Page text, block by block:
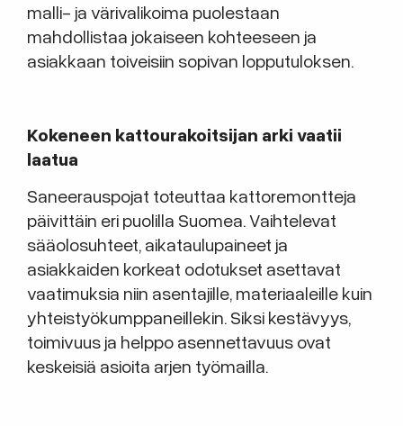
malli- ja värivalikoima puolestaan
mahdollistaa jokaiseen kohteeseen ja
asiakkaan toiveisiin sopivan lopputuloksen.
Kokeneen kattourakoitsijan arki vaatii
laatua
Saneerauspojat toteuttaa kattoremontteja
päivittäin eri puolilla Suomea. Vaihtelevat
sääolosuhteet, aikataulupaineet ja
asiakkaiden korkeat odotukset asettavat
vaatimuksia niin asentajille, materiaaleille kuin
yhteistyökumppaneillekin. Siksi kestävyys,
toimivuus ja helppo asennettavuus ovat
keskeisiä asioita arjen työmailla.